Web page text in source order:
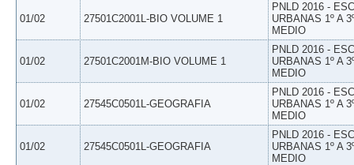
01/02 27501C2001L-BIO VOLUME 1
PNLD 2016 -
URBANAS 1º A
MEDIO
01/02 27501C2001M-BIO VOLUME 1
PNLD 2016 -
URBANAS 1º A
MEDIO
01/02 27545C0501L-GEOGRAFIA
PNLD 2016 -
URBANAS 1º A
MEDIO
01/02 27545C0501L-GEOGRAFIA
PNLD 2016 -
URBANAS 1º A
MEDIO